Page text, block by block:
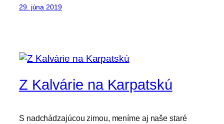
29. júna 2019
Z Kalvárie na Karpatskú
S nadchádzajúcou zimou, meníme aj naše staré